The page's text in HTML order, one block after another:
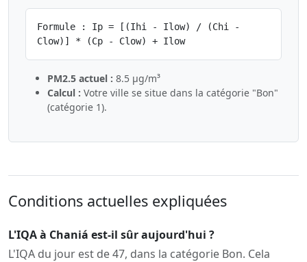
Formule : Ip = [(Ihi - Ilow) / (Chi -
Clow)] * (Cp - Clow) + Ilow
PM2.5 actuel : 8.5 µg/m³
Calcul : Votre ville se situe dans la catégorie "Bon"
(catégorie 1).
Conditions actuelles expliquées
L'IQA à Chaniá est-il sûr aujourd'hui ?
L'IQA du jour est de 47, dans la catégorie Bon. Cela